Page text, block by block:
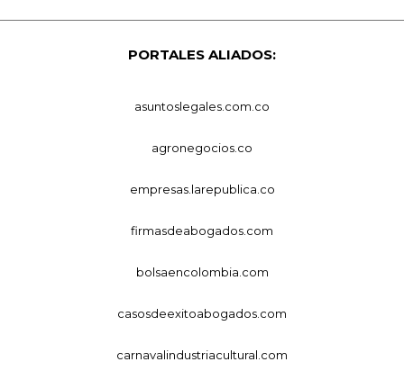
PORTALES ALIADOS:
asuntoslegales.com.co
agronegocios.co
empresas.larepublica.co
firmasdeabogados.com
bolsaencolombia.com
casosdeexitoabogados.com
carnavalindustriacultural.com